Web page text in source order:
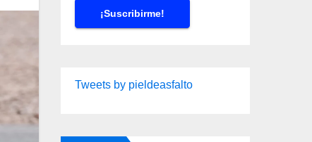
Tweets by pieldeasfalto